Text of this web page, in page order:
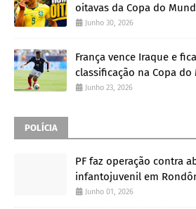
oitavas da Copa do
Junho 30, 2026
França vence Iraque e
classificação na Copa do
Junho 23, 2026
POLÍCIA
PF faz operação contra
infantojuvenil em
Junho 01, 2026